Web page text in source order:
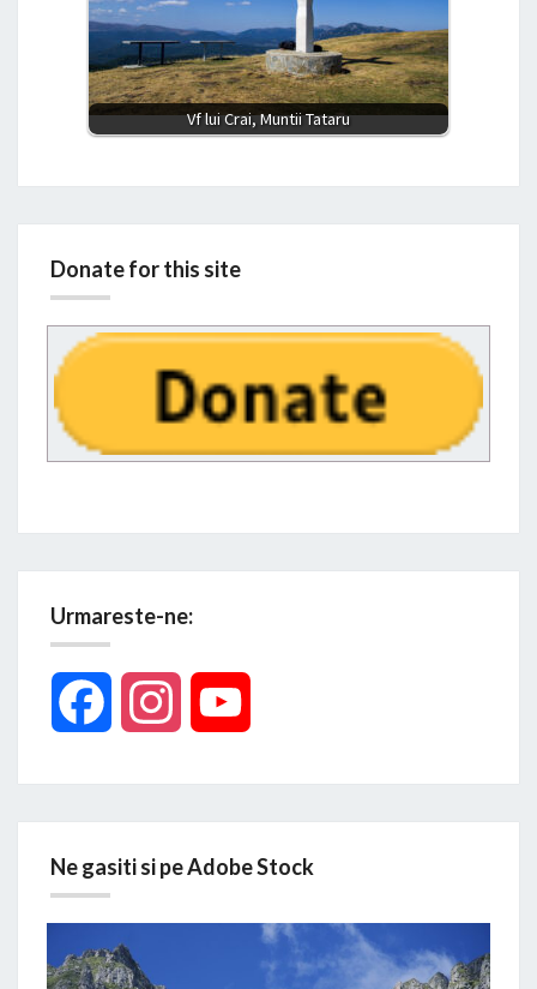
Vf lui Crai, Muntii Tataru
Donate for this site
Urmareste-ne:
Facebook Instagram
Ne gasiti si pe Adobe Stock